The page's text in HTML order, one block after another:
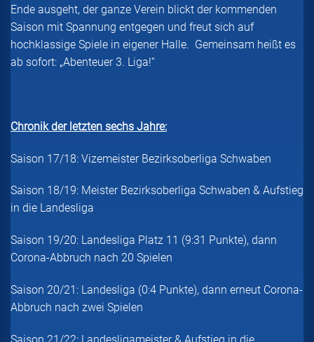
Ende ausgeht, der ganze Verein blickt der kommenden
Saison mit Spannung entgegen und freut sich auf
hochklassige Spiele in eigener Halle. Gemeinsam heißt es
ab sofort: „Abenteuer 3. Liga!“
Chronik der letzten sechs Jahre:
Saison 17/18: Vizemeister Bezirksoberliga Schwaben
Saison 18/19: Meister Bezirksoberliga Schwaben & Aufstieg
in die Landesliga
Saison 19/20: Landesliga Platz 11 (9:31 Punkte), dann
Corona-Abbruch nach 20 Spielen
Saison 20/21: Landesliga (0:4 Punkte), dann erneut Corona-
Abbruch nach zwei Spielen